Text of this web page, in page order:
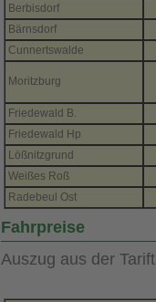
Berbisdorf
Bärnsdorf
Cunnertswalde
Moritzburg
Friedewald B.
Friedewald Hp
Lößnitzgrund
Weißes Roß
Radebeul Ost
Fahrpreise
Auszug aus der